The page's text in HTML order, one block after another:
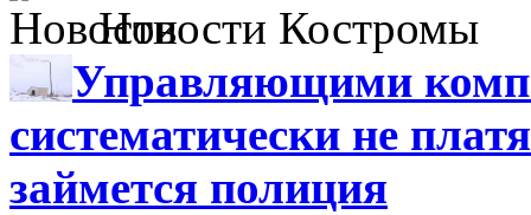
Новости Костромы
Управляющими
систематически не
займется полиция